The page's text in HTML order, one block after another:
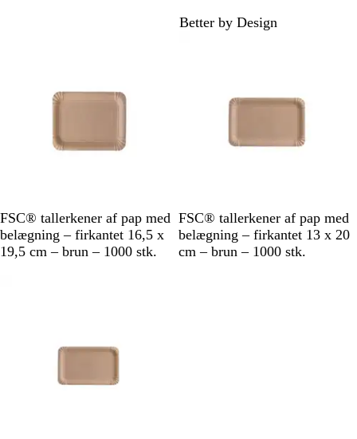
Better by Design
B
r
u
FSC® tallerkener af pap med
belægning – firkantet 16,5 x
19,5 cm – brun – 1000 stk.
B
r
u
FSC® tallerkener af pap med
belægning – firkantet 13 x 20
cm – brun – 1000 stk.